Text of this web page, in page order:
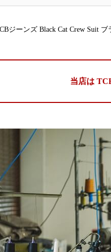
ジーンズ Black Cat Crew Suit
当店は